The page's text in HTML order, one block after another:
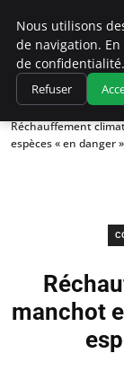
Accueil
Réchauffement
espèces « en danger »
manchot
Nous utilisons
de navigation.
de confidentialité.
Refuser